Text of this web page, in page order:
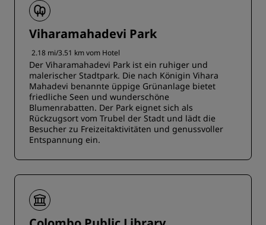
Viharamahadevi Park
2.18 mi/3.51 km vom Hotel
Der Viharamahadevi Park ist ein ruhiger und
malerischer Stadtpark. Die nach Königin Vihara
Mahadevi benannte üppige Grünanlage bietet
friedliche Seen und wunderschöne
Blumenrabatten. Der Park eignet sich als
Rückzugsort vom Trubel der Stadt und lädt die
Besucher zu Freizeitaktivitäten und genussvoller
Entspannung ein.